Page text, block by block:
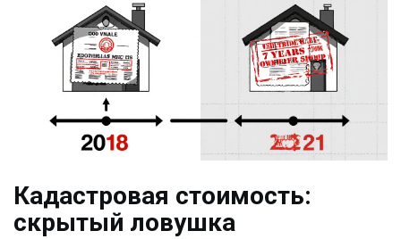
Кадастровая стоимость:
скрытый ловушка